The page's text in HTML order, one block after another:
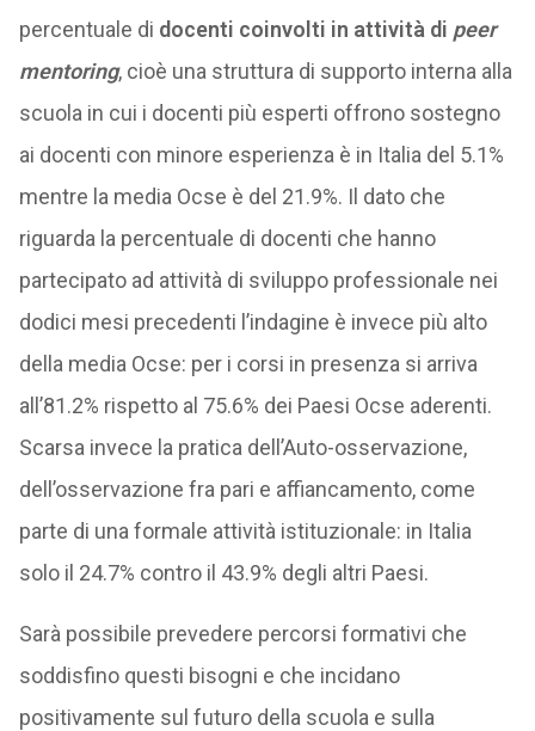
percentuale di docenti coinvolti in attività di peer
mentoring, cioè una struttura di supporto interna alla
scuola in cui i docenti più esperti offrono sostegno
ai docenti con minore esperienza è in Italia del 5.1%
mentre la media Ocse è del 21.9%. Il dato che
riguarda la percentuale di docenti che hanno
partecipato ad attività di sviluppo professionale nei
dodici mesi precedenti l’indagine è invece più alto
della media Ocse: per i corsi in presenza si arriva
all’81.2% rispetto al 75.6% dei Paesi Ocse aderenti.
Scarsa invece la pratica dell’Auto-osservazione,
dell’osservazione fra pari e affiancamento, come
parte di una formale attività istituzionale: in Italia
solo il 24.7% contro il 43.9% degli altri Paesi.
Sarà possibile prevedere percorsi formativi che
soddisfino questi bisogni e che incidano
positivamente sul futuro della scuola e sulla